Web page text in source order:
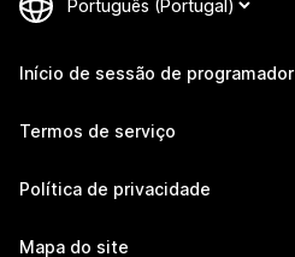
Início de sessão de programador
Termos de serviço
Política de privacidade
Mapa do site